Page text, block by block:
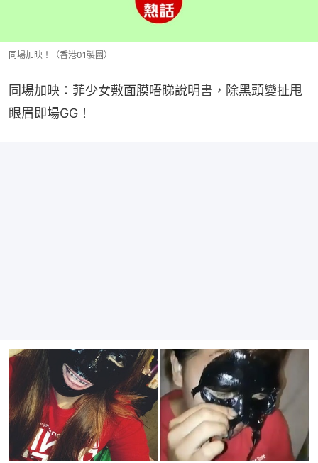
同場加映！（香港01製圖）
同場加映：菲少女敷面膜唔睇說明書，除黑頭變扯甩
眼眉即場GG！